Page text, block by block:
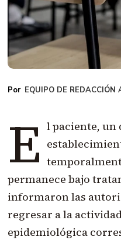
EQUIPO DE REDACCIÓN
E l paciente, un
permanece bajo
informaron las
regresar a la
epidemiológica